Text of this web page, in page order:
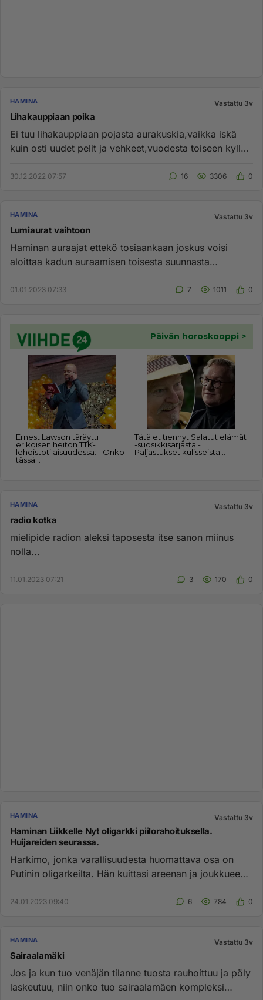
HAMINA Vastattu 3v
Lihakauppiaan poika
Ei tuu lihakauppiaan pojasta aurakuskia,vaikka iskä
kuin osti uudet pelit ja vehkeet,vuodesta toiseen kyllä
30.12.2022 07:57 16 3306 0
HAMINA Vastattu 3v
Lumiaurat vaihtoon
Haminan auraajat ettekö tosiaankaan joskus voisi
aloittaa kadun auraamisen toisesta suunnasta
01.01.2023 07:33 7 1011 0
HAMINA Vastattu 3v
radio kotka
mielipide radion aleksi taposesta itse sanon miinus
nolla...
11.01.2023 07:21 3 170 0
HAMINA Vastattu 3v
Haminan Liikkelle Nyt oligarkki piilorahoituksella.
Huijareiden seurassa.
Harkimo, jonka varallisuudesta huomattava osa on
Putinin oligarkeilta. Hän kuittasi areenan ja joukkueen
24.01.2023 09:40 6 784 0
HAMINA Vastattu 3v
Sairaalamäki
Jos ja kun tuo venäjän tilanne tuosta rauhoittuu ja pöly
laskeutuu, niin onko tuo sairaalamäen kompleksi